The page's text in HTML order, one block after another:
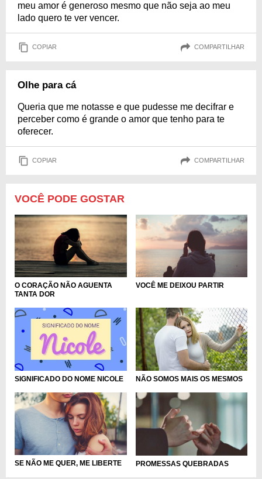
meu amor é generoso mesmo que não seja ao meu
lado quero te ver vencer.
COPIAR COMPARTILHAR
Olhe para cá
Queria que me notasse e que pudesse me decifrar e
perceber como é grande o amor que tenho para te
oferecer.
COPIAR COMPARTILHAR
VOCÊ PODE GOSTAR
O CORAÇÃO NÃO AGUENTA
TANTA DOR
VOCÊ ME DEIXOU PARTIR
SIGNIFICADO DO NOME NICOLE NÃO SOMOS MAIS OS MESMOS
SE NÃO ME QUER, ME LIBERTE PROMESSAS QUEBRADAS